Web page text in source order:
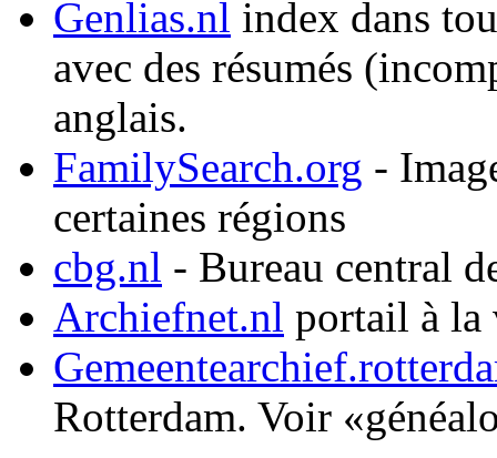
Genlias.nl index dans
avec des résumés
anglais.
FamilySearch.org -
certaines régions
cbg.nl - Bureau central
Archiefnet.nl portail à la
Rotterdam. Voir